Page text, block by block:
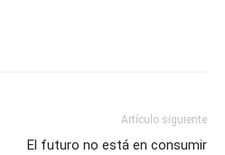
Artículo siguiente
El futuro no está en consumir